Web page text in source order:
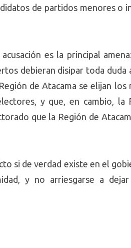
de partidos menores o
es la principal
debieran disipar toda duda
de Atacama se elijan los
y que, en cambio, la
que la Región de
si de verdad existe en el
y no arriesgarse a